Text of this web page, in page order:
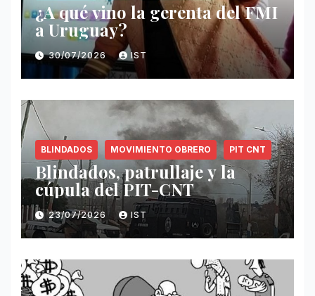
¿A qué vino la gerenta del FMI
a Uruguay?
30/07/2026 IST
BLINDADOS MOVIMIENTO OBRERO PIT CNT
Blindados, patrullaje y la
cúpula del PIT-CNT
23/07/2026 IST